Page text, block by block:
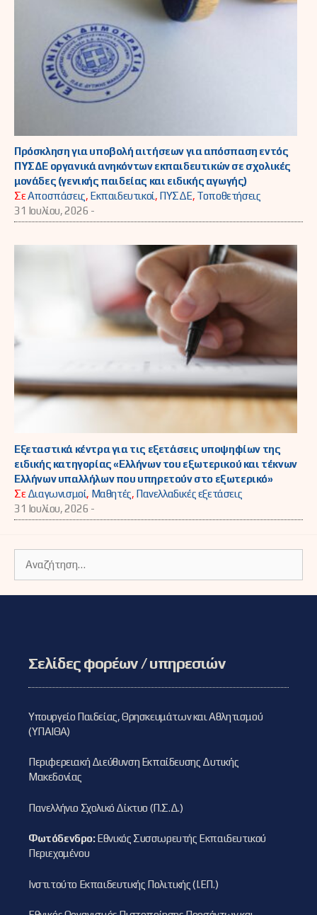
Πρόσκληση για υποβολή αιτήσεων για απόσπαση εντός
ΠΥΣΔΕ οργανικά ανηκόντων εκπαιδευτικών σε σχολικές
μονάδες (γενικής παιδείας και ειδικής αγωγής)
ΣεΑποσπάσεις, Εκπαιδευτικοί, ΠΥΣΔΕ, Τοποθετήσεις
31 Ιουλίου, 2026 -
Εξεταστικά κέντρα για τις εξετάσεις υποψηφίων της
ειδικής κατηγορίας «Ελλήνων του εξωτερικού και τέκνων
Ελλήνων υπαλλήλων που υπηρετούν στο εξωτερικό»
ΣεΔιαγωνισμοί, Μαθητές, Πανελλαδικές εξετάσεις
31 Ιουλίου, 2026 -
για:
Σελίδες φορέων / υπηρεσιών
Υπουργείο Παιδείας, Θρησκευμάτων και Αθλητισμού
(ΥΠΑΙΘΑ)
Περιφερειακή Διεύθυνση Εκπαίδευσης Δυτικής
Μακεδονίας
Πανελλήνιο Σχολικό Δίκτυο (Π.Σ.Δ.)
Φωτόδενδρο:Εθνικός Συσσωρευτής Εκπαιδευτικού
Περιεχομένου
Ινστιτούτο Εκπαιδευτικής Πολιτικής (Ι.ΕΠ.)